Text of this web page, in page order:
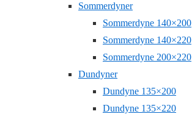
Sommerdyner
Sommerdyne 140×200
Sommerdyne 140×220
Sommerdyne 200×220
Dundyner
Dundyne 135×200
Dundyne 135×220